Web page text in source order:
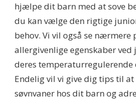
hjælpe dit barn med at sove
du kan vælge den rigtige
behov. Vi vil også se
allergivenlige egenskaber
deres temperaturregulerende
Endelig vil vi give dig tips til
søvnvaner hos dit barn og